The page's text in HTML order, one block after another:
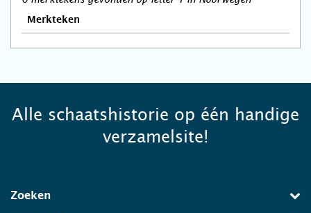
Merkteken
Alle schaatshistorie op één handige
verzamelsite!
Zoeken